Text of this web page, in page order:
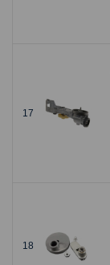
17
18